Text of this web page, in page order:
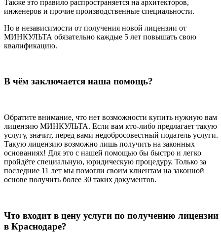
Также это правило распространяется на архитекторов,
инженеров и прочие производственные специальности.
Но в независимости от получения новой лицензии от
МИНКУЛЬТА обязательно каждые 5 лет повышать свою
квалификацию.
В чём заключается наша помощь?
Обратите внимание, что нет возможности купить нужную вам
лицензию МИНКУЛЬТА. Если вам кто-либо предлагает такую
услугу, значит, перед вами недобросовестный податель услуги.
Такую лицензию возможно лишь получить на законных
основаниях! Для это с нашей помощью бы быстро и легко
пройдёте специальную, юридическую процедуру. Только за
последние 11 лет мы помогли своим клиентам на законной
основе получить более 30 таких документов.
Что входит в цену услуги по получению лицензии
в Краснодаре?